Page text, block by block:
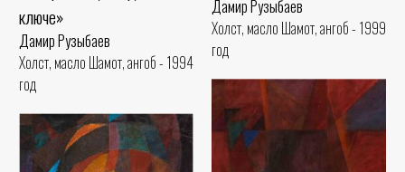
Дамир Рузыбаев
Холст, масло Шамот, ангоб - 1999
год
ключе»
Дамир Рузыбаев
Холст, масло Шамот, ангоб - 1994
год